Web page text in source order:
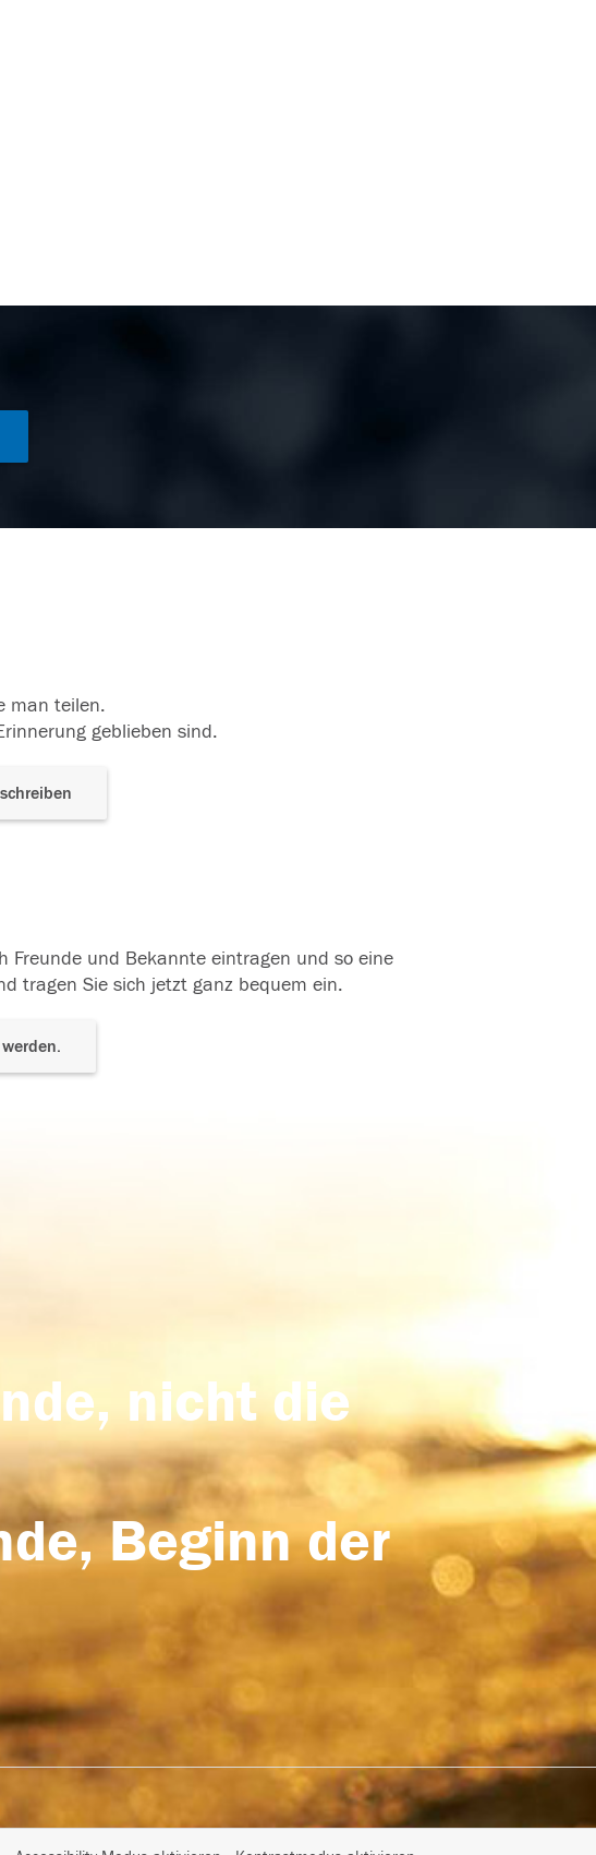
man teilen.
geblieben sind.
Freunde und Bekannte eintragen und so eine
tragen Sie sich jetzt ganz bequem ein.
nicht die
Beginn der